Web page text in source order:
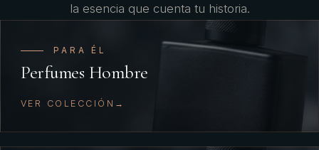
la esencia que cuenta tu historia.
PARA ÉL
Perfumes Hombre
VER COLECCIÓN